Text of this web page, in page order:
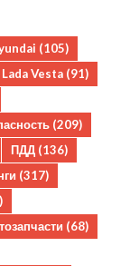
(105)
Lada Vesta (91)
(209)
ПДД (136)
(317)
(68)